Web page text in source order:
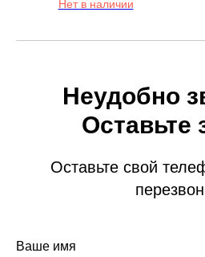
Нет в наличии
Неудобно
Оставьте
Оставьте свой
Ваше имя